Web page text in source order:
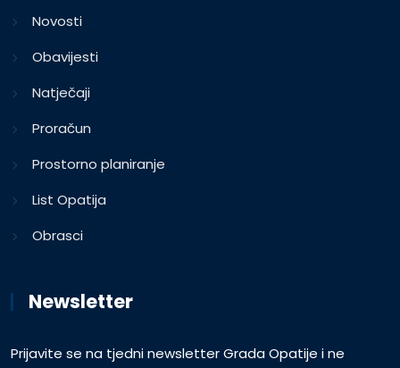
Novosti
Obavijesti
Natječaji
Proračun
Prostorno planiranje
List Opatija
Obrasci
Newsletter
Prijavite se na tjedni newsletter Grada Opatije i ne